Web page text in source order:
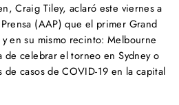
Craig Tiley, aclaró este viernes a
(AAP) que el primer Grand
en su mismo recinto: Melbourne
de celebrar el torneo en Sydney o
de casos de COVID-19 en la capital